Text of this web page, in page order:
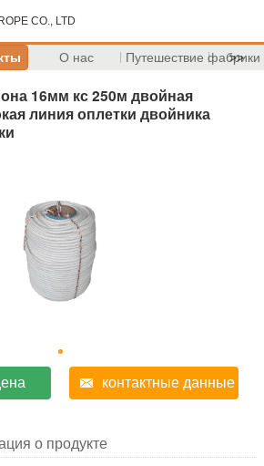
CO., LTD
О нас Путешествие фабрики
>>
16мм кс 250м двойная
линия оплетки двойника
контактные данные
о продукте